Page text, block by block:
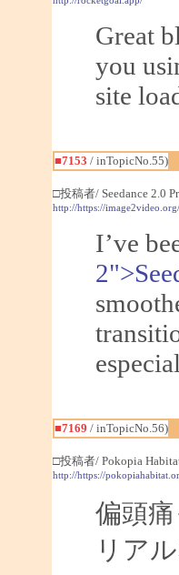
Great
you
site
■7153 / inTopicNo.55)
□投稿者/ Seedance 2.0
http://https://image2video.org/
I’ve
■7169 / inTopicNo.56)
□投稿者/ Pokopia
http://https://
偏頭
リア